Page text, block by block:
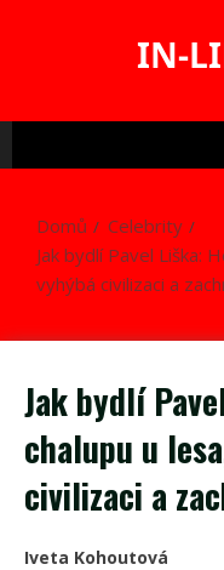
IN-
Domů
Celebrity
Jak bydlí Pavel Liška:
vyhýbá civilizaci a
Jak bydlí
chalupu u
civilizaci a
Iveta Kohoutová